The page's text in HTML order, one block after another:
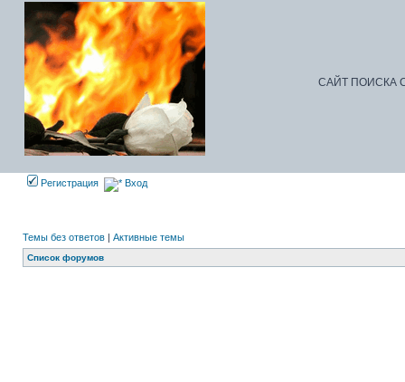
САЙТ ПОИСКА
Регистрация Вход
Темы без ответов | Активные темы
Список форумов